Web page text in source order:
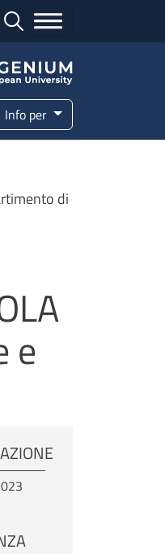
Bottone cerca
Info per
di
e